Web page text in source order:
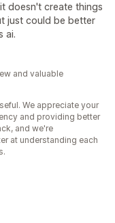
doesn't create things
just could be better
ai.
and valuable
We appreciate your
and providing better
and we're
at understanding each